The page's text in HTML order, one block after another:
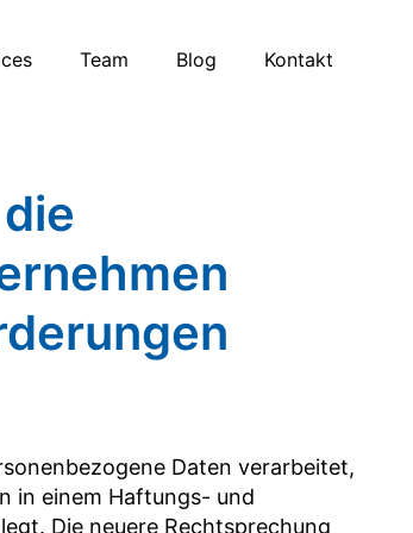
Team Blog Kontakt
Daten verarbeitet,
in einem Haftungs- und
Die neuere Rechtsprechung